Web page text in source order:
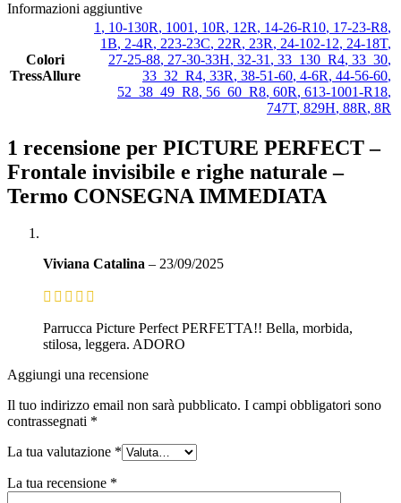
Informazioni aggiuntive
Colori
TressAllure
1 , 10-130R, 1001 , 10R, 12R, 14-26-R10, 17-23-R8,
1B, 2-4R, 223-23C, 22R, 23R, 24-102-12, 24-18T,
27-25-88, 27-30-33H, 32-31 , 33_130_R4, 33_30,
33_32_R4, 33R, 38-51-60, 4-6R, 44-56-60,
52_38_49_R8, 56_60_R8, 60R, 613-1001-R18,
747T, 829H, 88R, 8R
1 recensione per PICTURE PERFECT –
Frontale invisibile e righe naturale –
Termo CONSEGNA IMMEDIATA
Viviana Catalina – 23/09/2025
Parrucca Picture Perfect PERFETTA!! Bella, morbida,
stilosa, leggera. ADORO
Aggiungi una recensione
Il tuo indirizzo email non sarà pubblicato. I campi obbligatori sono
contrassegnati *
La tua valutazione *
La tua recensione *